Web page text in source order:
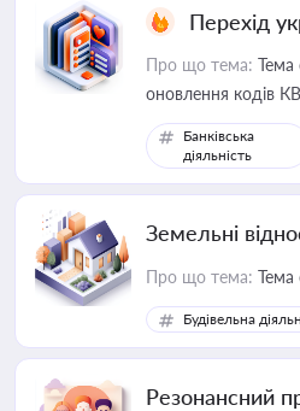
Перехід
Про що тема: Тема
оновлення кодів
Банківська
діяльність
Земельні
Про що тема: Тема
Будівельна
Резонансний